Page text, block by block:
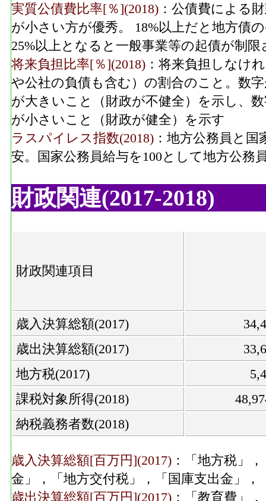
実質公債費比率[％](2018) ：公債費による
が小さい方が優秀。 18%以上だと地方債
25%以上となると一般事業等の起債が制限
将来負担比率[％](2018) ：将来負担しなけ
や公社の負債も含む）の割合のこと。数
が大きいこと（財政が不健全）を示し、
が小さいこと（財政が健全）を示す
ラスパイレス指数(2018) ：地方公務員と
安。国家公務員給与を100として地方公務
財政関連(2017-2018)
財政関連項目
歳入決算総額(2017)
歳出決算総額(2017)
地方税(2017)
課税対象所得(2018)
納税義務者数(2018)
歳入決算総額[百万円](2017) ：「地方税」
金」，「地方交付税」，「国庫支出金」
歳出決算総額[百万円](2017) ：「教育費」